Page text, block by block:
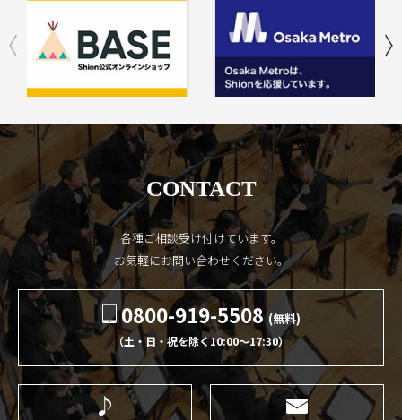
CONTACT
各種ご相談受け付けています。
お気軽にお問い合わせください。
0800-919-5508 (無料)
（土・日・祝を除く10:00〜17:30）